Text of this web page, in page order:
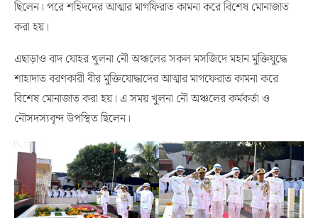
ছিলেন। পরে শহিদদের আত্মার মাগফিরাত কামনা করে বিশেষ মোনাজাত
করা হয়।
এছাড়াও বাদ যোহর খুলনা নৌ অঞ্চলের সকল মসজিদে মহান মুক্তিযুদ্ধে
শাহাদাত বরণকারী বীর মুক্তিযোদ্ধাদের আত্মার মাগফেরাত কামনা করে
বিশেষ মোনাজাত করা হয়। এ সময় খুলনা নৌ অঞ্চলের কর্মকর্তা ও
নৌসদস্যবৃন্দ উপস্থিত ছিলেন।